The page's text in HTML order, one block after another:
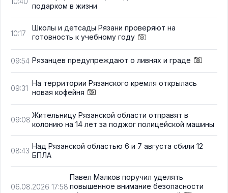
10:40 подарком в жизни
10:17
Школы и детсады Рязани проверяют на
готовность к учебному году
09:54 Рязанцев предупреждают о ливнях и граде
09:31
На территории Рязанского кремля открылась
новая кофейня
09:08
Жительницу Рязанской области отправят в
колонию на 14 лет за поджог полицейской машины
08:43
Над Рязанской областью 6 и 7 августа сбили 12
БПЛА
06.08.2026 17:58
Павел Малков поручил уделять
повышенное внимание безопасности